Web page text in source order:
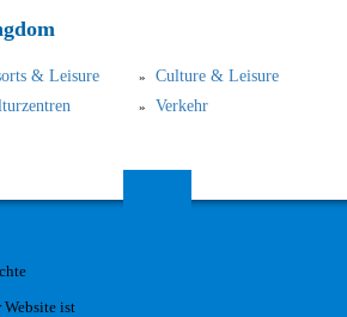
& Leisure
Culture & Leisure
Verkehr
ist